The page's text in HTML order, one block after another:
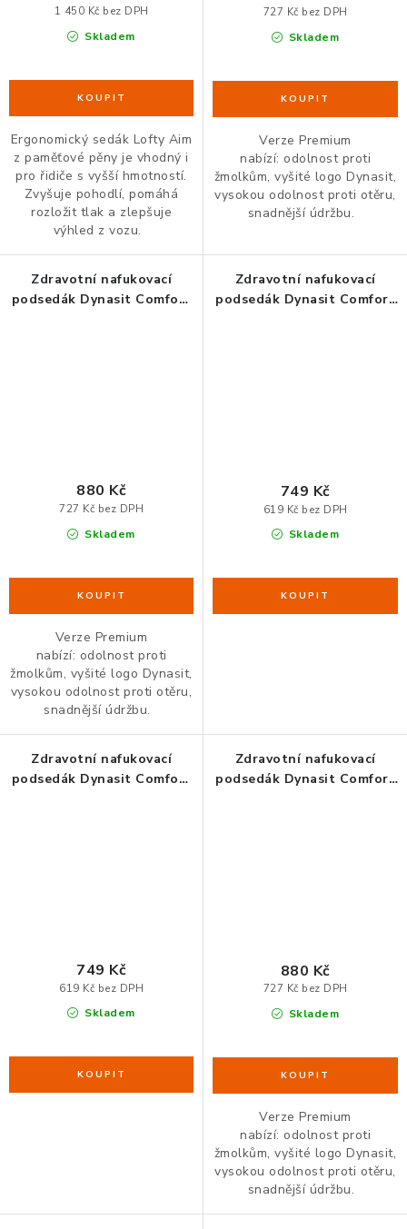
Skladem
1 450 Kč bez DPH
Ergonomický sedák Lofty Aim
z paměťové pěny je vhodný i
pro řidiče s vyšší hmotností.
Zvyšuje pohodlí, pomáhá
rozložit tlak a zlepšuje
výhled z vozu.
Skladem
727 Kč bez DPH
Verze Premium
nabízí: odolnost proti
žmolkům, vyšité logo Dynasit,
vysokou odolnost proti otěru,
snadnější údržbu.
Zdravotní nafukovací
podsedák Dynasit Comfort
Skladem
727 Kč bez DPH
880 Kč
Verze Premium
nabízí: odolnost proti
žmolkům, vyšité logo Dynasit,
vysokou odolnost proti otěru,
snadnější údržbu.
Zdravotní nafukovací
podsedák Dynasit Comfort
Skladem
619 Kč bez DPH
749 Kč
Zdravotní nafukovací
podsedák Dynasit Comfort
Skladem
619 Kč bez DPH
749 Kč
Zdravotní nafukovací
podsedák Dynasit Comfort
Skladem
727 Kč bez DPH
880 Kč
Verze Premium
nabízí: odolnost proti
žmolkům, vyšité logo Dynasit,
vysokou odolnost proti otěru,
snadnější údržbu.